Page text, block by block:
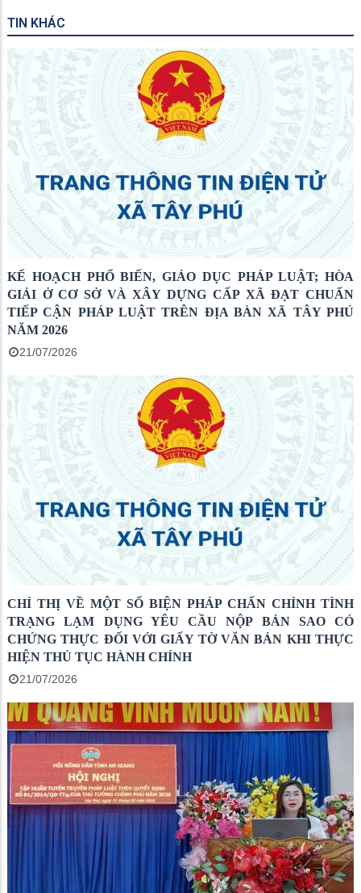
TIN KHÁC
KẾ HOẠCH PHỔ BIẾN, GIÁO DỤC PHÁP LUẬT; HÒA
GIẢI Ở CƠ SỞ VÀ XÂY DỰNG CẤP XÃ ĐẠT CHUẨN
TIẾP CẬN PHÁP LUẬT TRÊN ĐỊA BÀN XÃ TÂY PHÚ
NĂM 2026
21/07/2026
CHỈ THỊ VỀ MỘT SỐ BIỆN PHÁP CHẤN CHỈNH TÌNH
TRẠNG LẠM DỤNG YÊU CẦU NỘP BẢN SAO CÓ
CHỨNG THỰC ĐỐI VỚI GIẤY TỜ VĂN BẢN KHI THỰC
HIỆN THỦ TỤC HÀNH CHÍNH
21/07/2026